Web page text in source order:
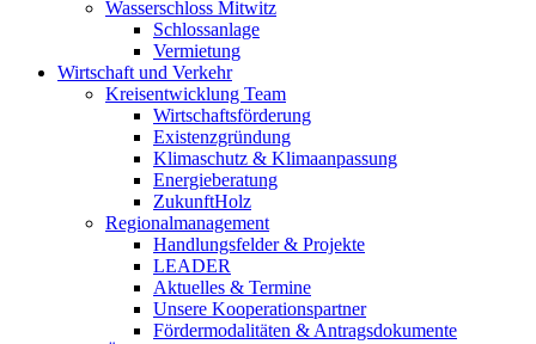
Wasserschloss Mitwitz
Schlossanlage
Vermietung
Wirtschaft und Verkehr
Kreisentwicklung Team
Wirtschaftsförderung
Existenzgründung
Klimaschutz & Klimaanpassung
Energieberatung
ZukunftHolz
Regionalmanagement
Handlungsfelder & Projekte
LEADER
Aktuelles & Termine
Unsere Kooperationspartner
Fördermodalitäten & Antragsdokumente